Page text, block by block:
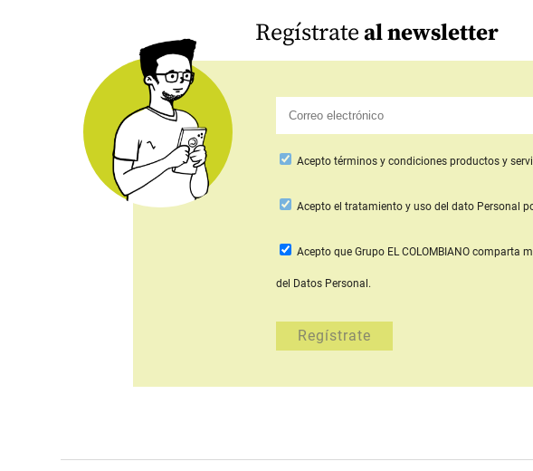
Regístrateal newsletter
Acepto términos y condiciones productos y
Aceptoel tratamiento y uso del dato Personal
Acepto que Grupo EL COLOMBIANO comparta
del Datos Personal.